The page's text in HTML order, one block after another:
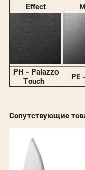
Effect
PH - Palazzo
Touch
PE
Сопутствующие